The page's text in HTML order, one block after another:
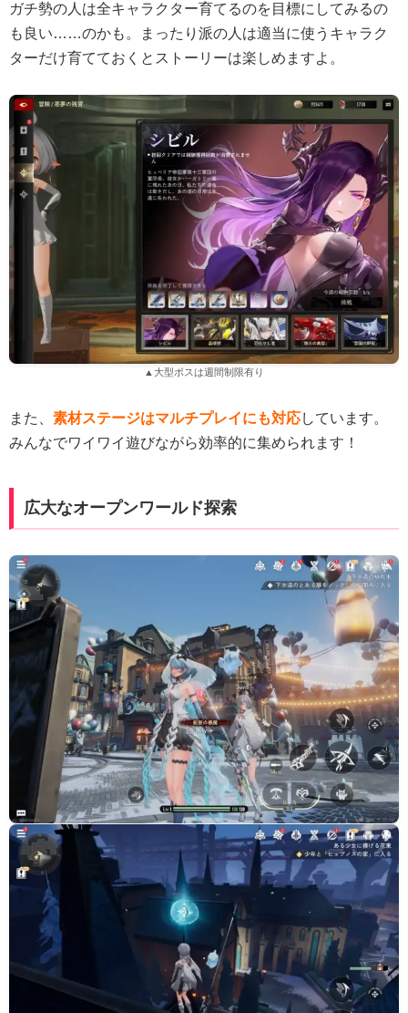
ガチ勢の人は全キャラクター育てるのを目標にしてみるの
も良い……のかも。まったり派の人は適当に使うキャラク
ターだけ育てておくとストーリーは楽しめますよ。
▲大型ボスは週間制限有り
また、 素材ステージはマルチプレイにも対応しています。
みんなでワイワイ遊びながら効率的に集められます！
広大なオープンワールド探索